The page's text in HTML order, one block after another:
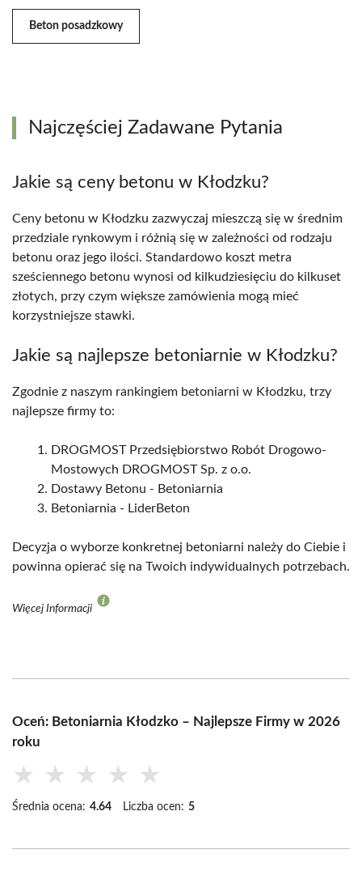
Beton posadzkowy
Najczęściej Zadawane Pytania
Jakie są ceny betonu w Kłodzku?
Ceny betonu w Kłodzku zazwyczaj mieszczą się w średnim
przedziale rynkowym i różnią się w zależności od rodzaju
betonu oraz jego ilości. Standardowo koszt metra
sześciennego betonu wynosi od kilkudziesięciu do kilkuset
złotych, przy czym większe zamówienia mogą mieć
korzystniejsze stawki.
Jakie są najlepsze betoniarnie w Kłodzku?
Zgodnie z naszym rankingiem betoniarni w Kłodzku, trzy
najlepsze firmy to:
DROGMOST Przedsiębiorstwo Robót Drogowo-
Mostowych DROGMOST Sp. z o.o.
Dostawy Betonu - Betoniarnia
Betoniarnia - LiderBeton
Decyzja o wyborze konkretnej betoniarni należy do Ciebie i
powinna opierać się na Twoich indywidualnych potrzebach.
Więcej Informacji
Oceń: Betoniarnia Kłodzko – Najlepsze Firmy w 2026
roku
★ ★ ★ ★ ★
Średnia ocena: 4.64 Liczba ocen: 5